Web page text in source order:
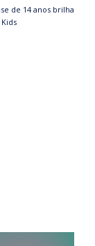
de 14 anos brilha